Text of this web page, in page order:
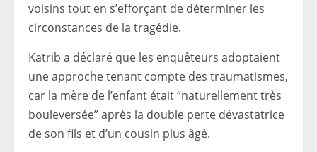
voisins tout en s’efforçant de déterminer les
circonstances de la tragédie.
Katrib a déclaré que les enquêteurs adoptaient
une approche tenant compte des traumatismes,
car la mère de l’enfant était “naturellement très
bouleversée” après la double perte dévastatrice
de son fils et d’un cousin plus âgé.